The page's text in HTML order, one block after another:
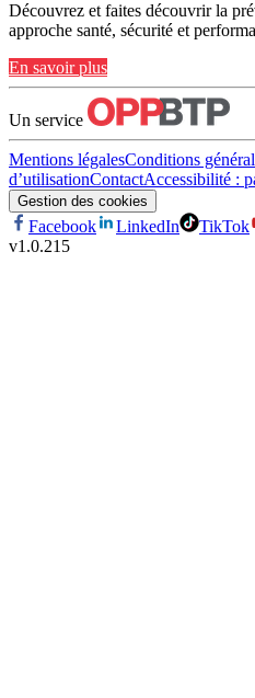
Découvrez et faites découvrir la
approche santé, sécurité et
En savoir plus
Un service
Mentions légalesConditions
d’utilisationContactAccessibilité :
Gestion des cookies
Facebook LinkedIn TikTok
v1.0.215